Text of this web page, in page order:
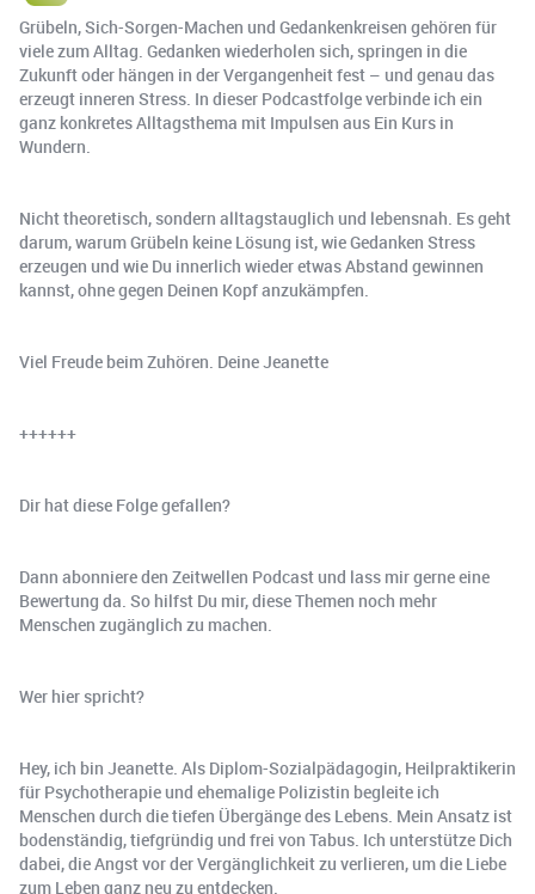
Grübeln, Sich-Sorgen-Machen und Gedankenkreisen gehören für
viele zum Alltag. Gedanken wiederholen sich, springen in die
Zukunft oder hängen in der Vergangenheit fest – und genau das
erzeugt inneren Stress. In dieser Podcastfolge verbinde ich ein
ganz konkretes Alltagsthema mit Impulsen aus Ein Kurs in
Wundern.
Nicht theoretisch, sondern alltagstauglich und lebensnah. Es geht
darum, warum Grübeln keine Lösung ist, wie Gedanken Stress
erzeugen und wie Du innerlich wieder etwas Abstand gewinnen
kannst, ohne gegen Deinen Kopf anzukämpfen.
Viel Freude beim Zuhören. Deine Jeanette
++++++
Dir hat diese Folge gefallen?
Dann abonniere den Zeitwellen Podcast und lass mir gerne eine
Bewertung da. So hilfst Du mir, diese Themen noch mehr
Menschen zugänglich zu machen.
Wer hier spricht?
Hey, ich bin Jeanette. Als Diplom-Sozialpädagogin, Heilpraktikerin
für Psychotherapie und ehemalige Polizistin begleite ich
Menschen durch die tiefen Übergänge des Lebens. Mein Ansatz ist
bodenständig, tiefgründig und frei von Tabus. Ich unterstütze Dich
dabei, die Angst vor der Vergänglichkeit zu verlieren, um die Liebe
zum Leben ganz neu zu entdecken.